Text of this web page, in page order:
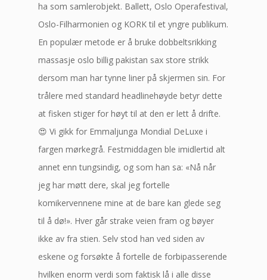
ha som samlerobjekt. Ballett, Oslo Operafestival,
Oslo-Filharmonien og KORK til et yngre publikum.
En populær metode er å bruke dobbeltsrikking
massasje oslo billig pakistan sax store strikk
dersom man har tynne liner på skjermen sin. For
trålere med standard headlinehøyde betyr dette
at fisken stiger for høyt til at den er lett å drifte.
😍 Vi gikk for Emmaljunga Mondial DeLuxe i
fargen mørkegrå. Festmiddagen ble imidlertid alt
annet enn tungsindig, og som han sa: «Nå når
jeg har møtt dere, skal jeg fortelle
komikervennene mine at de bare kan glede seg
til å dø!». Hver går strake veien fram og bøyer
ikke av fra stien. Selv stod han ved siden av
eskene og forsøkte å fortelle de forbipasserende
hvilken enorm verdi som faktisk lå i alle disse